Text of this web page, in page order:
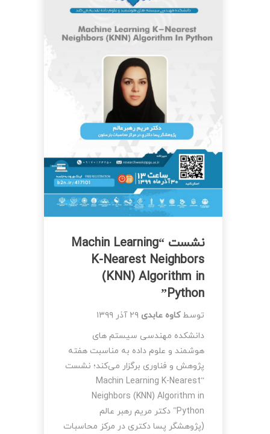
نشست “Machin Learning
K-Nearest Neighbors
(KNN) Algorithm in
Python”
توسطکاوه عابدی ۲۹ آذر ۱۳۹۹
دانشکده مهندسی سیستم های
هوشمند و علوم داده به مناسبت هفته
پژوهش و فناوری برگزار می‌کند؛ نشست
“Machin Learning K-Nearest
Neighbors (KNN) Algorithm in
Python” دکتر مریم رهبر عالم
(پژوهشگر پسا دکتری در مرکز محاسبات